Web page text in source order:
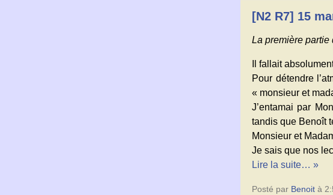
[N2 R7] 15
La première partie
Il fallait
Pour détendre
« monsieur et
J’entamai par
tandis que Benoît
Monsieur et
Je sais que nos
Lire la suite… »
Posté par Benoit à